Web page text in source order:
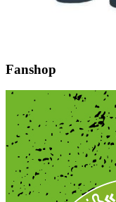
Fanshop